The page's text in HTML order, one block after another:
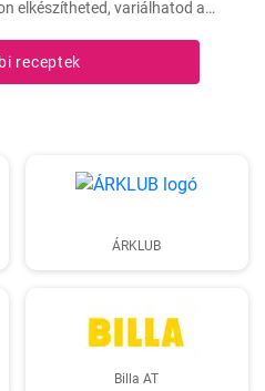
elkészítheted, variálhatod a
receptek
ÁRKLUB
Billa AT